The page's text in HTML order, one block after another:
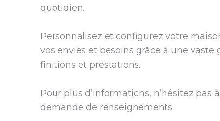
quotidien.
Personnalisez et configurez votre
vos envies et besoins grâce à une vaste
finitions et prestations.
Pour plus d’informations, n’hésitez pas
demande de renseignements.